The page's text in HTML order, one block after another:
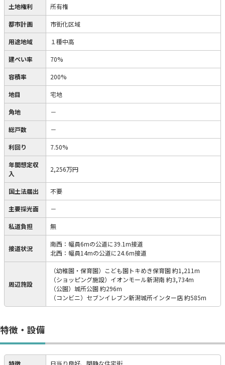
土地権利 所有権
都市計画 市街化区域
用途地域 １種中高
建ぺい率 70%
容積率 200%
地目 宅地
角地 －
総戸数 －
利回り 7.50%
年間想定収
入
2,256万円
国土法届出 不要
主要採光面 －
私道負担 無
接道状況
南西：幅員6mの公道に39.1m接道
北西：幅員14mの公道に24.6m接道
周辺施設
（幼稚園・保育園）こども園トキめき保育園 約1,211m
（ショッピング施設）イオンモール新潟南 約3,734m
（公園）城所公園 約296m
（コンビニ）セブンイレブン新潟城所インター店 約585m
特徴・設備
特徴 日当り良好、閑静な住宅街